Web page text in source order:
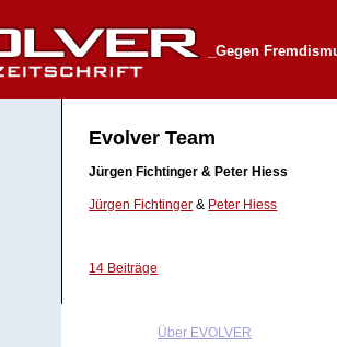
_Gegen
Evolver Team
Jürgen Fichtinger & Peter Hiess
Jürgen Fichtinger & Peter Hiess
14 Beiträge
Über EVOLVER